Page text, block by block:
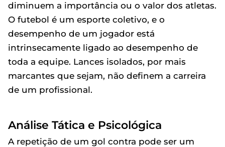
diminuem a importância ou o valor dos atletas.
O futebol é um esporte coletivo, e o
desempenho de um jogador está
intrinsecamente ligado ao desempenho de
toda a equipe. Lances isolados, por mais
marcantes que sejam, não definem a carreira
de um profissional.
Análise Tática e Psicológica
A repetição de um gol contra pode ser um